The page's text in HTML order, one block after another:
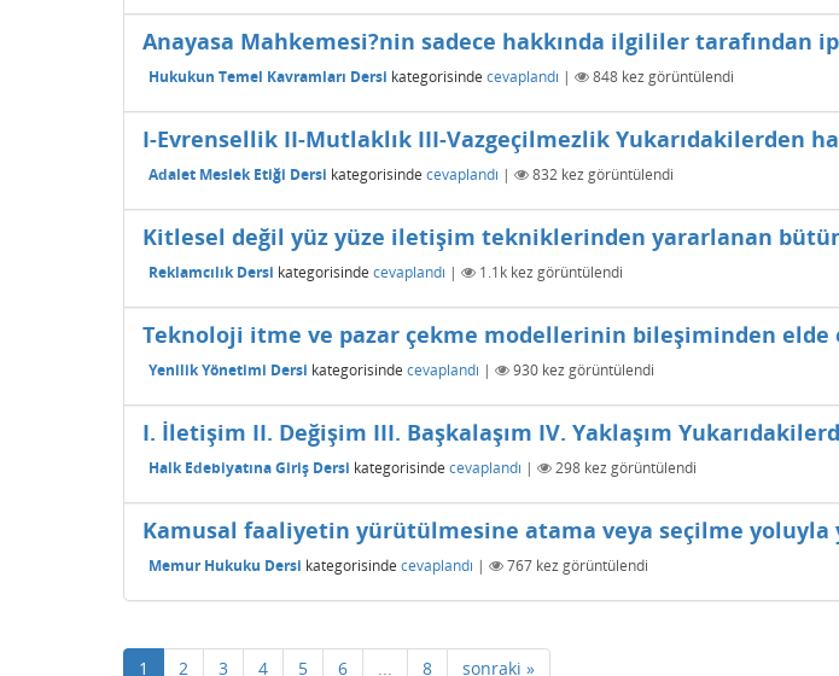
Anayasa Mahkemesi?nin sadece hakkında ilgililer tarafından
Hukukun Temel Kavramları Dersi kategorisinde cevaplandı | 848 kez görüntülendi
I-Evrensellik II-Mutlaklık III-Vazgeçilmezlik Yukarıdakilerden
Adalet Meslek Etiği Dersi kategorisinde cevaplandı | 832 kez görüntülendi
Kitlesel değil yüz yüze iletişim tekniklerinden yararlanan
Reklamcılık Dersi kategorisinde cevaplandı | 1.1k kez görüntülendi
Teknoloji itme ve pazar çekme modellerinin bileşiminden
Yenilik Yönetimi Dersi kategorisinde cevaplandı | 930 kez görüntülendi
I. İletişim II. Değişim III. Başkalaşım IV. Yaklaşım
Halk Edebiyatına Giriş Dersi kategorisinde cevaplandı | 298 kez görüntülendi
Kamusal faaliyetin yürütülmesine atama veya seçilme
Memur Hukuku Dersi kategorisinde cevaplandı | 767 kez görüntülendi
1 2 3 4 5 6 ... 8 sonraki »